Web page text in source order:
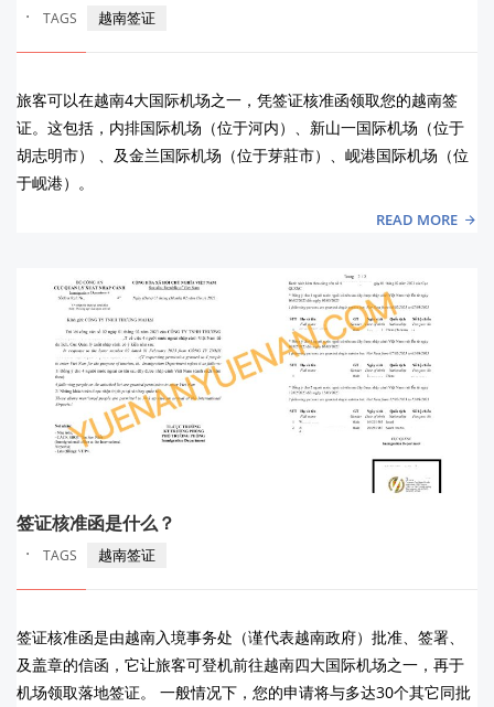
·
TAGS 越南签证
旅客可以在越南4大国际机场之一，凭签证核准函领取您的越南签
证。这包括，内排国际机场（位于河内）、新山一国际机场（位于
胡志明市） 、及金兰国际机场（位于芽莊市）、岘港国际机场（位
于岘港）。
READ MORE
签证核准函是什么？
·
TAGS 越南签证
签证核准函是由越南入境事务处（谨代表越南政府）批准、签署、
及盖章的信函，它让旅客可登机前往越南四大国际机场之一，再于
机场领取落地签证。 一般情况下，您的申请将与多达30个其它同批